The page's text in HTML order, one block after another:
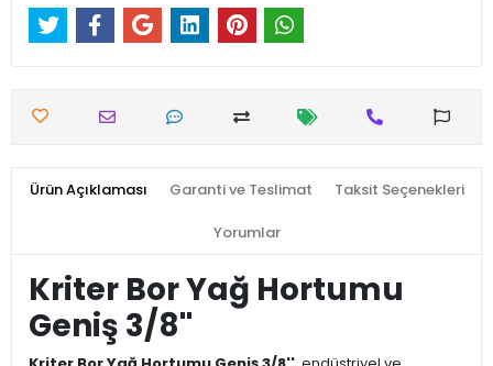
Ürün Açıklaması Garanti ve Teslimat Taksit Seçenekleri
Yorumlar
Kriter Bor Yağ Hortumu
Geniş 3/8''